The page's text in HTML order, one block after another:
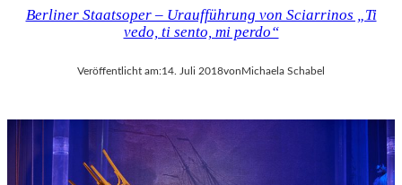
Berliner Staatsoper – Uraufführung von Sciarrinos „Ti
vedo, ti sento, mi perdo“
Veröffentlicht am:14. Juli 2018von Michaela Schabel